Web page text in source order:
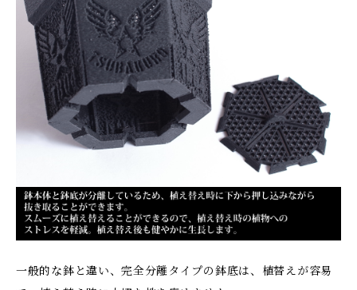
一般的な鉢と違い、完全分離タイプの鉢底は、植替えが容易